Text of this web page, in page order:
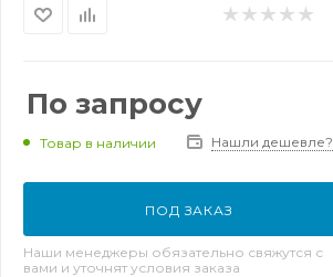
По запросу
Товар в наличии Нашли дешевле?
ПОД ЗАКАЗ
Наши менеджеры обязательно свяжутся с
вами и уточнят условия заказа